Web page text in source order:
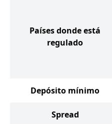
Países donde está
regulado
Depósito mínimo
Spread